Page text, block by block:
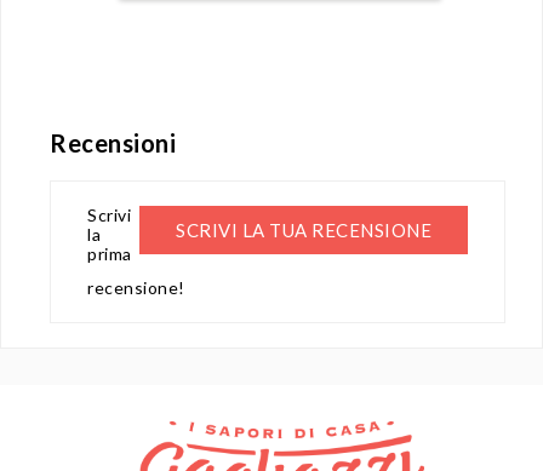
Recensioni
SCRIVI LA TUA RECENSIONE
Scrivi
la
prima
recensione!